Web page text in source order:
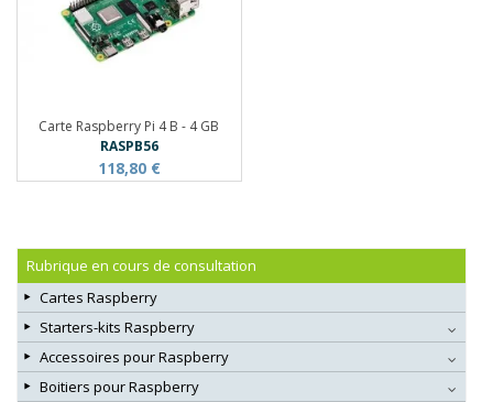
Carte Raspberry Pi 4 B - 4 GB
RASPB56
118,80 €
Rubrique en cours de consultation
Cartes Raspberry
Starters-kits Raspberry
Accessoires pour Raspberry
Boitiers pour Raspberry